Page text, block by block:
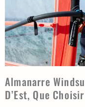
Almanarre
D’Est, Que